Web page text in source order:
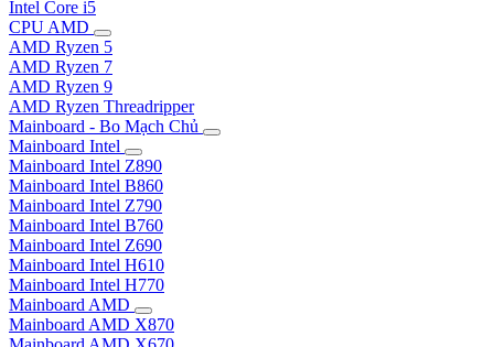
Intel Core i5
CPU AMD
AMD Ryzen 5
AMD Ryzen 7
AMD Ryzen 9
AMD Ryzen Threadripper
Mainboard - Bo Mạch Chủ
Mainboard Intel
Mainboard Intel Z890
Mainboard Intel B860
Mainboard Intel Z790
Mainboard Intel B760
Mainboard Intel Z690
Mainboard Intel H610
Mainboard Intel H770
Mainboard AMD
Mainboard AMD X870